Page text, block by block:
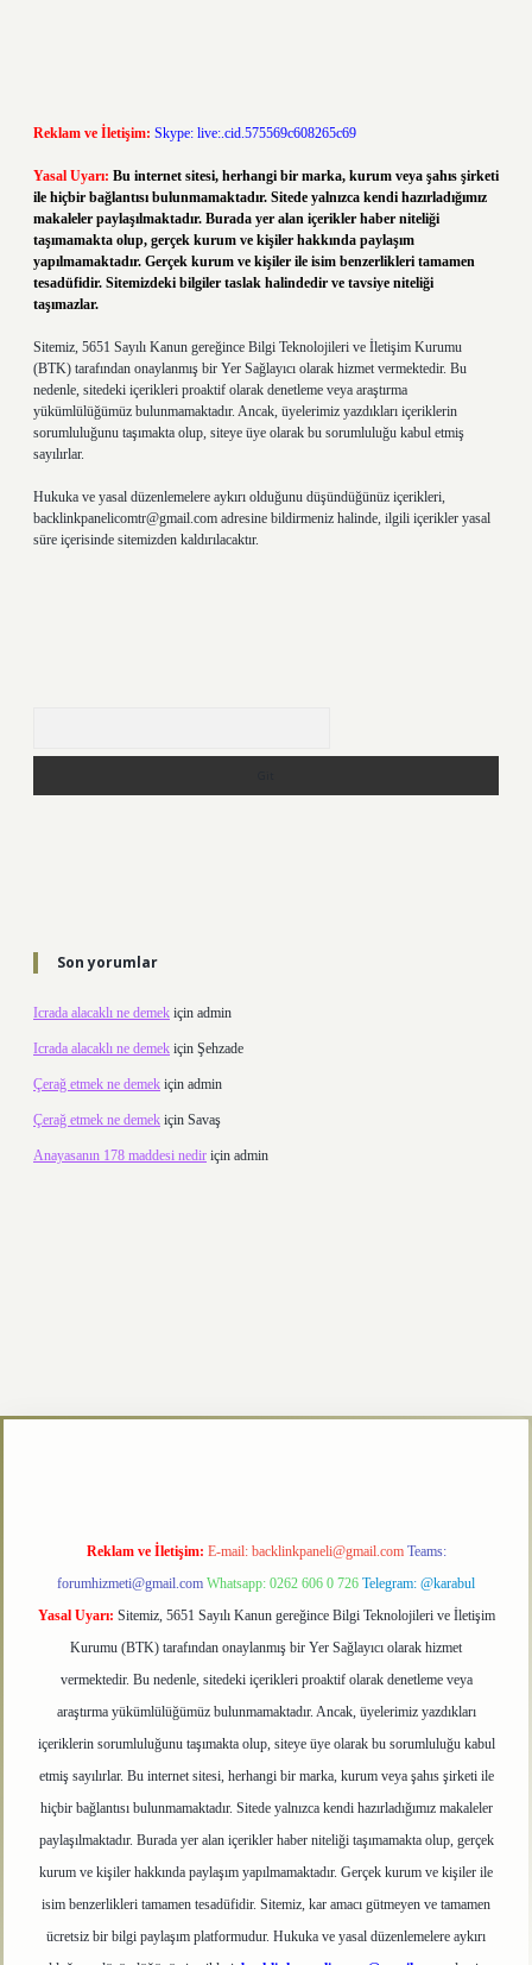
Reklam ve İletişim: Skype: live:.cid.575569c608265c69
Yasal Uyarı: Bu internet sitesi, herhangi bir marka, kurum veya şahıs şirketi
ile hiçbir bağlantısı bulunmamaktadır. Sitede yalnızca kendi hazırladığımız
makaleler paylaşılmaktadır. Burada yer alan içerikler haber niteliği
taşımamakta olup, gerçek kurum ve kişiler hakkında paylaşım
yapılmamaktadır. Gerçek kurum ve kişiler ile isim benzerlikleri tamamen
tesadüfidir. Sitemizdeki bilgiler taslak halindedir ve tavsiye niteliği
taşımazlar.
Sitemiz, 5651 Sayılı Kanun gereğince Bilgi Teknolojileri ve İletişim Kurumu
(BTK) tarafından onaylanmış bir Yer Sağlayıcı olarak hizmet vermektedir. Bu
nedenle, sitedeki içerikleri proaktif olarak denetleme veya araştırma
yükümlülüğümüz bulunmamaktadır. Ancak, üyelerimiz yazdıkları içeriklerin
sorumluluğunu taşımakta olup, siteye üye olarak bu sorumluluğu kabul etmiş
sayılırlar.
Hukuka ve yasal düzenlemelere aykırı olduğunu düşündüğünüz içerikleri,
backlinkpanelicomtr@gmail.com adresine bildirmeniz halinde, ilgili içerikler yasal
süre içerisinde sitemizden kaldırılacaktır.
Son yorumlar
Icrada alacaklı ne demek için admin
Icrada alacaklı ne demek için Şehzade
Çerağ etmek ne demek için admin
Çerağ etmek ne demek için Savaş
Anayasanın 178 maddesi nedir için admin
Reklam ve İletişim: E-mail: backlinkpaneli@gmail.com Teams:
forumhizmeti@gmail.com Whatsapp: 0262 606 0 726 Telegram: @karabul
Yasal Uyarı: Sitemiz, 5651 Sayılı Kanun gereğince Bilgi Teknolojileri ve İletişim
Kurumu (BTK) tarafından onaylanmış bir Yer Sağlayıcı olarak hizmet
vermektedir. Bu nedenle, sitedeki içerikleri proaktif olarak denetleme veya
araştırma yükümlülüğümüz bulunmamaktadır. Ancak, üyelerimiz yazdıkları
içeriklerin sorumluluğunu taşımakta olup, siteye üye olarak bu sorumluluğu kabul
etmiş sayılırlar. Bu internet sitesi, herhangi bir marka, kurum veya şahıs şirketi ile
hiçbir bağlantısı bulunmamaktadır. Sitede yalnızca kendi hazırladığımız makaleler
paylaşılmaktadır. Burada yer alan içerikler haber niteliği taşımamakta olup, gerçek
kurum ve kişiler hakkında paylaşım yapılmamaktadır. Gerçek kurum ve kişiler ile
isim benzerlikleri tamamen tesadüfidir. Sitemiz, kar amacı gütmeyen ve tamamen
ücretsiz bir bilgi paylaşım platformudur. Hukuka ve yasal düzenlemelere aykırı